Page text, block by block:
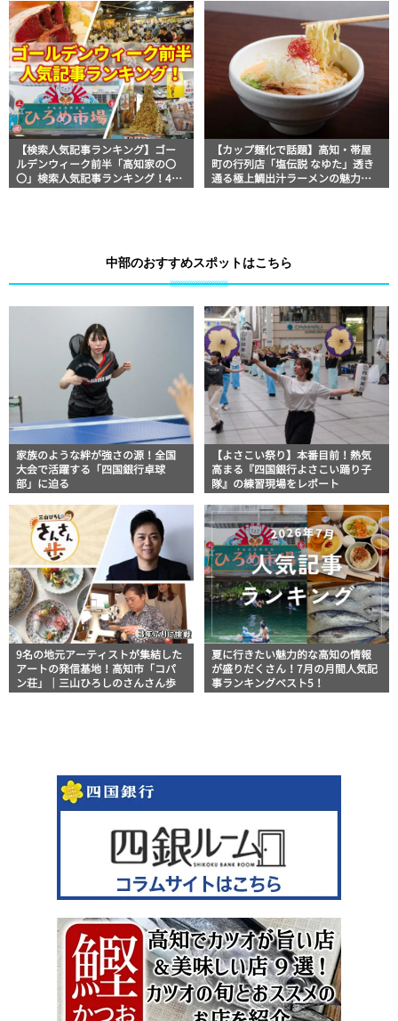
く！
全版
【検索人気記事ランキング】ゴー
ルデンウィーク前半「高知家の〇
〇」検索人気記事ランキング！4月
【カップ麺化で話題】高知・帯屋
町の行列店「塩伝説 なゆた」透き
通る極上鯛出汁ラーメンの魅力を
中部のおすすめスポットはこちら
家族のような絆が強さの源！全国
大会で活躍する「四国銀行卓球
部」に迫る
【よさこい祭り】本番目前！熱気
高まる『四国銀行よさこい踊り子
隊』の練習現場をレポート
9名の地元アーティストが集結した
アートの発信基地！高知市「コパ
ン荘」｜三山ひろしのさんさん歩
夏に行きたい魅力的な高知の情報
が盛りだくさん！7月の月間人気記
事ランキングベスト5！